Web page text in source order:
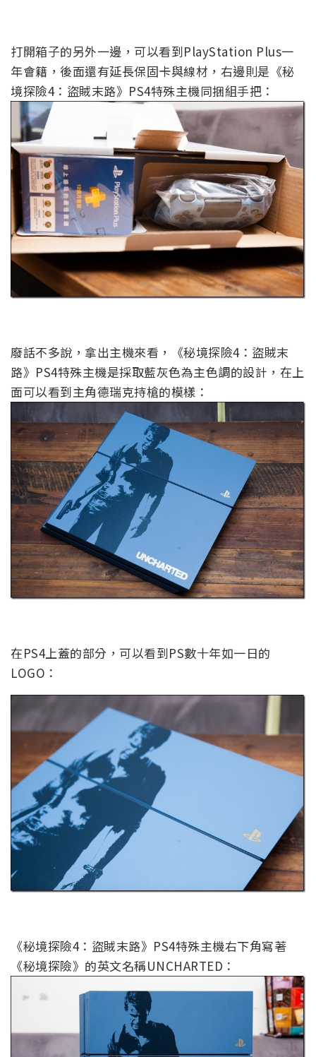
打開箱子的另外一邊，可以看到PlayStation Plus一
年會籍，後面還有延長保固卡與線材，右邊則是《秘
境探險4：盜賊末路》PS4特殊主機同捆組手把：
廢話不多說，拿出主機來看，《秘境探險4：盜賊末
路》PS4特殊主機是採取藍灰色為主色調的設計，在上
面可以看到主角德瑞克持槍的模樣：
在PS4上蓋的部分，可以看到PS數十年如一日的
LOGO：
《秘境探險4：盜賊末路》PS4特殊主機右下角寫著
《秘境探險》的英文名稱UNCHARTED：